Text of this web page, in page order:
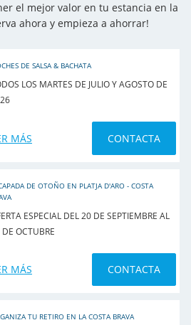
el mejor valor en tu estancia en la
ahora y empieza a ahorrar!
DE SALSA & BACHATA
LOS MARTES DE JULIO Y AGOSTO DE
MÁS CONTACTA
DE OTOÑO EN PLATJA D'ARO - COSTA
ESPECIAL DEL 20 DE SEPTIEMBRE AL
OCTUBRE
MÁS CONTACTA
TU RETIRO EN LA COSTA BRAVA